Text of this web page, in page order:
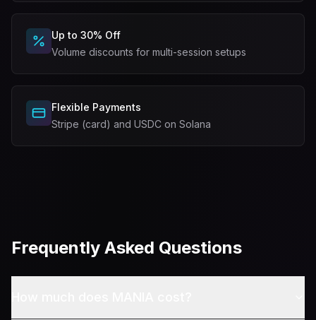
Up to 30% Off
Volume discounts for multi-session setups
Flexible Payments
Stripe (card) and USDC on Solana
Frequently Asked Questions